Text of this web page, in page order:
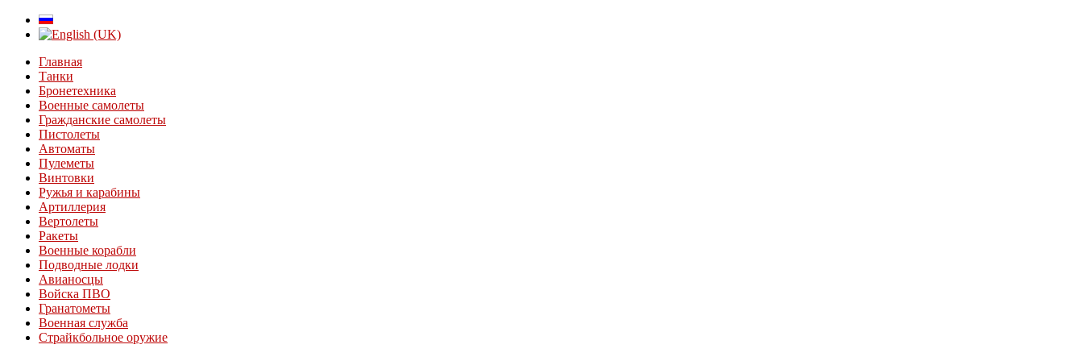
Главная
Танки
Бронетехника
Военные самолеты
Гражданские самолеты
Пистолеты
Автоматы
Пулеметы
Винтовки
Ружья и карабины
Артиллерия
Вертолеты
Ракеты
Военные корабли
Подводные лодки
Авианосцы
Войска ПВО
Гранатометы
Военная служба
Страйкбольное оружие